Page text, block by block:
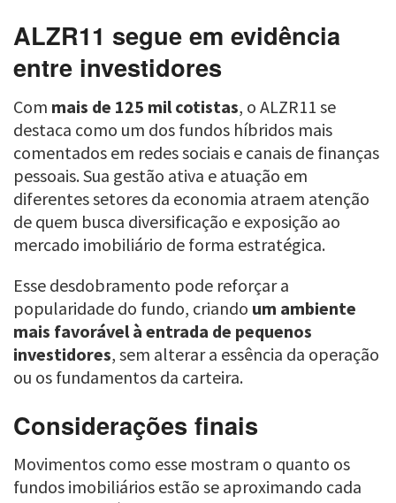
ALZR11 segue em evidência
entre investidores
Com mais de 125 mil cotistas, o ALZR11 se
destaca como um dos fundos híbridos mais
comentados em redes sociais e canais de finanças
pessoais. Sua gestão ativa e atuação em
diferentes setores da economia atraem atenção
de quem busca diversificação e exposição ao
mercado imobiliário de forma estratégica.
Esse desdobramento pode reforçar a
popularidade do fundo, criando um ambiente
mais favorável à entrada de pequenos
investidores, sem alterar a essência da operação
ou os fundamentos da carteira.
Considerações finais
Movimentos como esse mostram o quanto os
fundos imobiliários estão se aproximando cada